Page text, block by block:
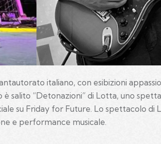
italiano, con esibizioni
salito “Detonazioni” di Lotta, uno
su Friday for Future. Lo spettacolo
e performance musicale.